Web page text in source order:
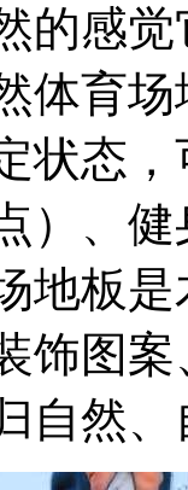
感觉
体育
状态
）、
地板
饰图
自然